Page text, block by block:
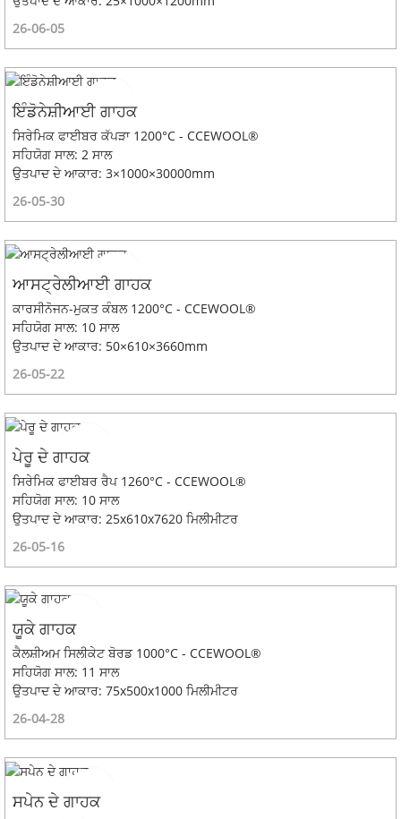
26-06-05
ਇੰਡੋਨੇਸ਼ੀਆਈ ਗਾਹਕ
ਸਿਰੇਮਿਕ ਫਾਈਬਰ ਕੱਪੜਾ 1200°C - CCEWOOL®
ਸਹਿਯੋਗ ਸਾਲ: 2 ਸਾਲ
ਉਤਪਾਦ ਦੇ ਆਕਾਰ: 3×1000×30000mm
26-05-30
ਆਸਟ੍ਰੇਲੀਆਈ ਗਾਹਕ
ਕਾਰਸੀਨੋਜਨ-ਮੁਕਤ ਕੰਬਲ 1200°C - CCEWOOL®
ਸਹਿਯੋਗ ਸਾਲ: 10 ਸਾਲ
ਉਤਪਾਦ ਦੇ ਆਕਾਰ: 50×610×3660mm
26-05-22
ਪੇਰੂ ਦੇ ਗਾਹਕ
ਸਿਰੇਮਿਕ ਫਾਈਬਰ ਰੈਪ 1260°C - CCEWOOL®
ਸਹਿਯੋਗ ਸਾਲ: 10 ਸਾਲ
ਉਤਪਾਦ ਦੇ ਆਕਾਰ: 25x610x7620 ਮਿਲੀਮੀਟਰ
26-05-16
ਯੂਕੇ ਗਾਹਕ
ਕੈਲਸ਼ੀਅਮ ਸਿਲੀਕੇਟ ਬੋਰਡ 1000°C - CCEWOOL®
ਸਹਿਯੋਗ ਸਾਲ: 11 ਸਾਲ
ਉਤਪਾਦ ਦੇ ਆਕਾਰ: 75x500x1000 ਮਿਲੀਮੀਟਰ
26-04-28
ਸਪੇਨ ਦੇ ਗਾਹਕ